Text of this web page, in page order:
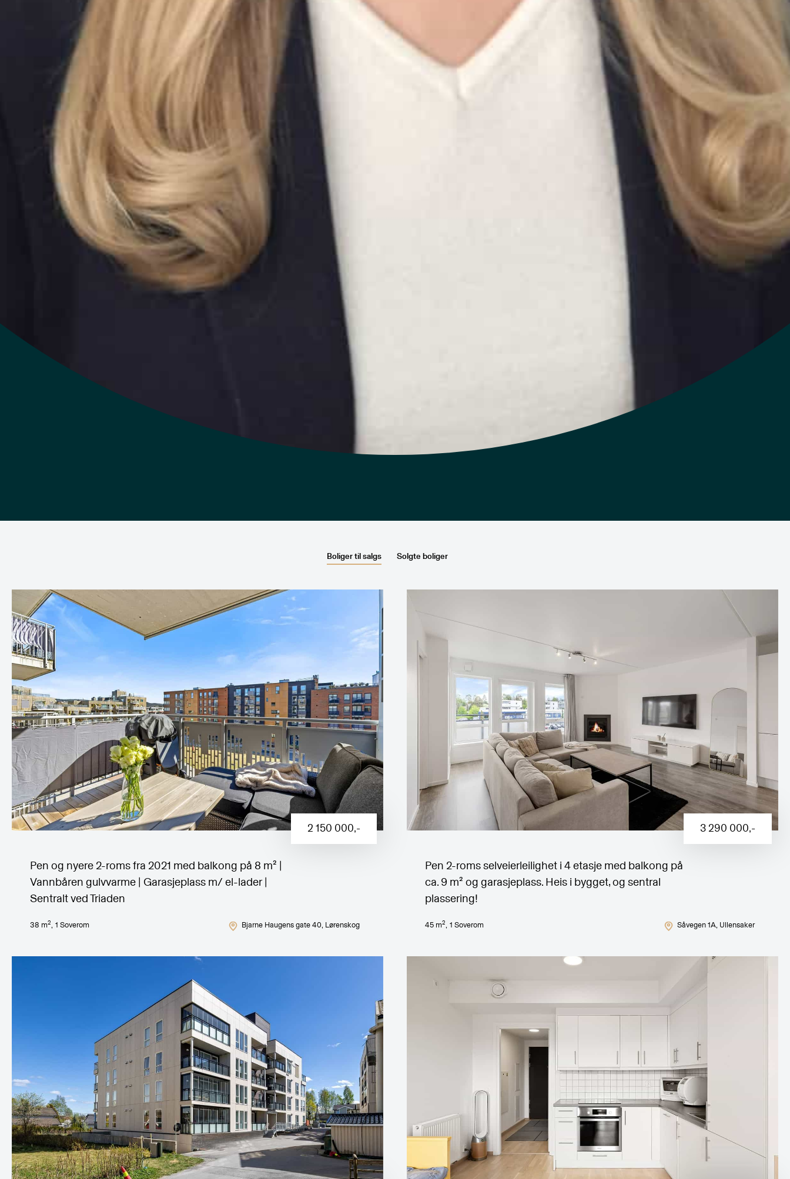
Boliger til salgs Solgte boliger
2 150 000,-
Pen og nyere 2-roms fra 2021 med balkong på 8 m² |
Vannbåren gulvvarme | Garasjeplass m/ el-lader |
Sentralt ved Triaden
38 m2, 1 Soverom Bjarne Haugens gate 40, Lørenskog
3 290 000,-
Pen 2-roms selveierleilighet i 4 etasje med balkong på
ca. 9 m² og garasjeplass. Heis i bygget, og sentral
plassering!
45m2, 1 Soverom Såvegen 1A, Ullensaker